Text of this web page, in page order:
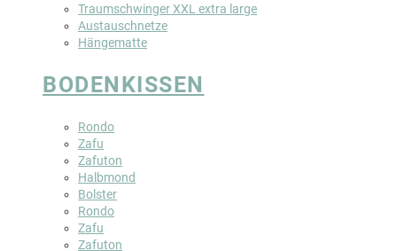
Traumschwinger XXL extra large
Austauschnetze
Hängematte
BODENKISSEN
Rondo
Zafu
Zafuton
Halbmond
Bolster
Rondo
Zafu
Zafuton